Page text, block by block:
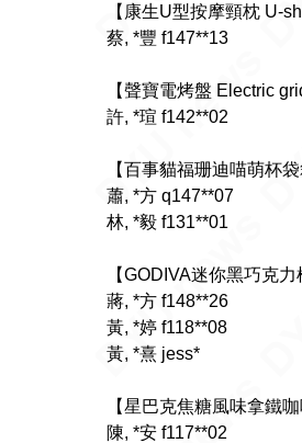
【康生U型按摩頸枕 U-
蔡, *豐 f147**13
【聲寶電烤盤 Electric
許, *瑄 f142**02
【百事貓福珊迪喵萌杯
蕭, *方 q147**07
林, *毅 f131**01
【GODIVA迷你黑巧克
蔣, *方 f148**26
黃, *婷 f118**08
黃, *熹 jess*
【星巴克焦糖風味拿鐵
陳, *安 f117**02